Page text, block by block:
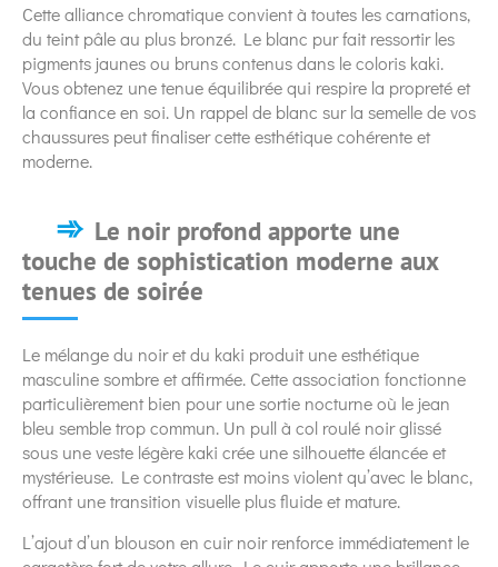
Cette alliance chromatique convient à toutes les carnations,
du teint pâle au plus bronzé. Le blanc pur fait ressortir les
pigments jaunes ou bruns contenus dans le coloris kaki.
Vous obtenez une tenue équilibrée qui respire la propreté et
la confiance en soi. Un rappel de blanc sur la semelle de vos
chaussures peut finaliser cette esthétique cohérente et
moderne.
Le noir profond apporte une
touche de sophistication moderne aux
tenues de soirée
Le mélange du noir et du kaki produit une esthétique
masculine sombre et affirmée. Cette association fonctionne
particulièrement bien pour une sortie nocturne où le jean
bleu semble trop commun. Un pull à col roulé noir glissé
sous une veste légère kaki crée une silhouette élancée et
mystérieuse. Le contraste est moins violent qu’avec le blanc,
offrant une transition visuelle plus fluide et mature.
L’ajout d’un blouson en cuir noir renforce immédiatement le